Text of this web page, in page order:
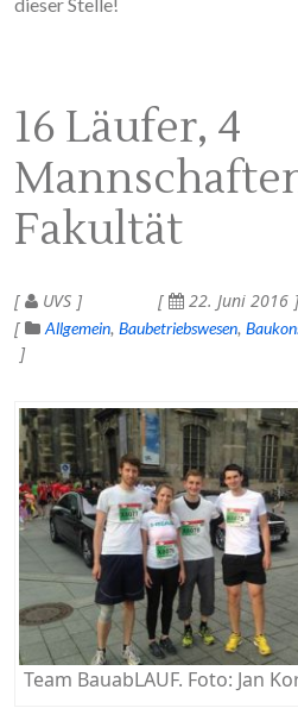
16 Läufer, 4
Fakultät
UVS 22. Juni 2016
Allgemein Baubetriebswesen
Team BauabLAUF. Foto: Jan